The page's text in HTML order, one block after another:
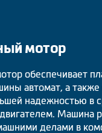
мотор
обеспечивает
автомат, а
надежностью в
Машина
делами в